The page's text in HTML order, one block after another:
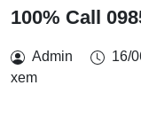
100% Call
Admin 16/
xem